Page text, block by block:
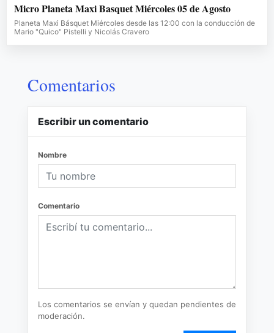
Micro Planeta Maxi Basquet Miércoles 05 de Agosto
Planeta Maxi Básquet Miércoles desde las 12:00 con la conducción de
Mario "Quico" Pistelli y Nicolás Cravero
Comentarios
Escribir un comentario
Nombre
Comentario
Los comentarios se envían y quedan pendientes de
moderación.